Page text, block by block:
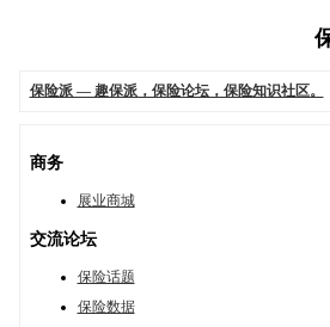
保险派 — 趣保派，保险论坛，保险知识社区。
商务
展业商城
交流论坛
保险话题
保险数据